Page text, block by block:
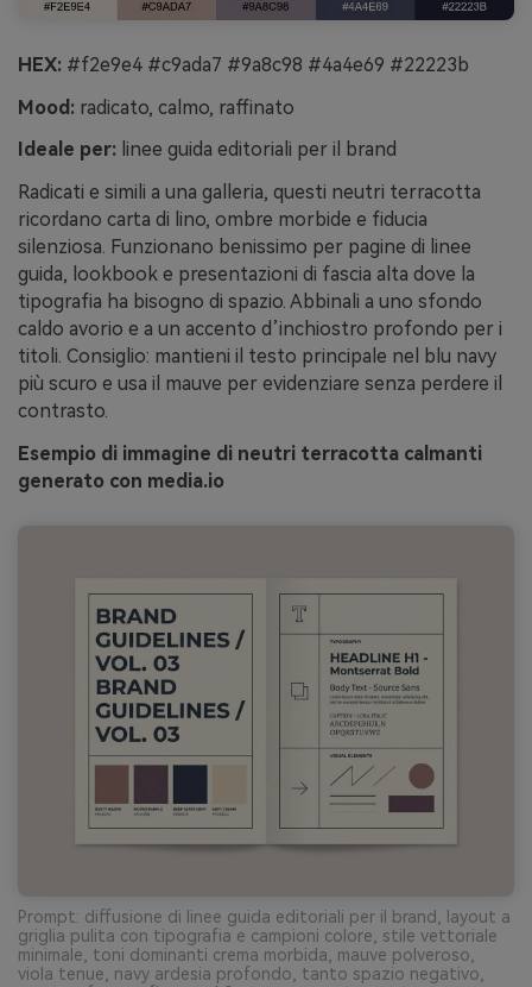
HEX: #f2e9e4 #c9ada7 #9a8c98 #4a4e69 #22223b
Mood: radicato, calmo, raffinato
Ideale per: linee guida editoriali per il brand
Radicati e simili a una galleria, questi neutri terracotta
ricordano carta di lino, ombre morbide e fiducia
silenziosa. Funzionano benissimo per pagine di linee
guida, lookbook e presentazioni di fascia alta dove la
tipografia ha bisogno di spazio. Abbinali a uno sfondo
caldo avorio e a un accento d’inchiostro profondo per i
titoli. Consiglio: mantieni il testo principale nel blu navy
più scuro e usa il mauve per evidenziare senza perdere il
contrasto.
Esempio di immagine di neutri terracotta calmanti
generato con media.io
Prompt: diffusione di linee guida editoriali per il brand, layout a
griglia pulita con tipografia e campioni colore, stile vettoriale
minimale, toni dominanti crema morbida, mauve polveroso,
viola tenue, navy ardesia profondo, tanto spazio negativo,